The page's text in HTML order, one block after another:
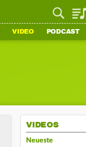
VIDEO PODCAST
VIDEOS
Neueste